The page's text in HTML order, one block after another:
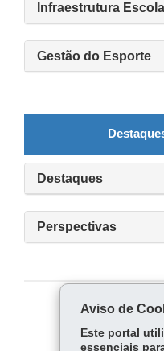
Infraestrutura
Gestão do Esporte
Destaques
Perspectivas
Aviso de
Este portal
essenciais